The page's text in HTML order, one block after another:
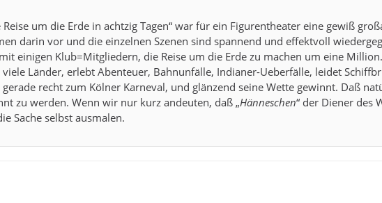
um die Erde in achtzig Tagen“ war für ein Figurentheater eine gewiß
darin vor und die einzelnen Szenen sind spannend und effektvoll
einigen Klub=Mitgliedern, die Reise um die Erde zu machen um eine
Länder, erlebt Abenteuer, Bahnunfälle, Indianer-Ueberfälle, leidet
recht zum Kölner Karneval, und glänzend seine Wette gewinnt. Daß
zu werden. Wenn wir nur kurz andeuten, daß „Hänneschen“ der Diener des
Sache selbst ausmalen.